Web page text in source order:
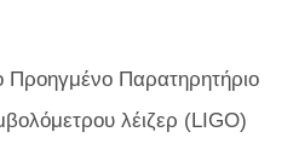
Προηγμένο Παρατηρητήριο
λέιζερ (LIGO)